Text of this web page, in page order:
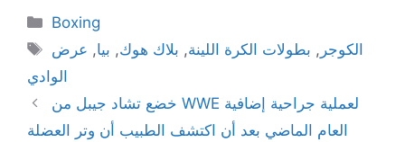
Categories
Boxing
Tags
الكوجر , بطولات الكرة اللينة, بلاك هوك, بيا, عرض
الوادي
خضع تشاد جيبل من WWE لعملية جراحية إضافية
العام الماضي بعد أن اكتشف الطبيب أن وتر العضلة